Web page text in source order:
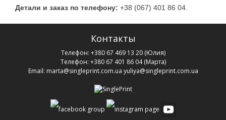
Детали и заказ по телефону: +38 (067) 401 86 04.
Контакты
Телефон: +380 67 469 13 20(Юлия)
Телефон: +380 67 401 86 04(Марта)
Email: marta@singleprint.com.ua yuliya@singleprint.com.ua